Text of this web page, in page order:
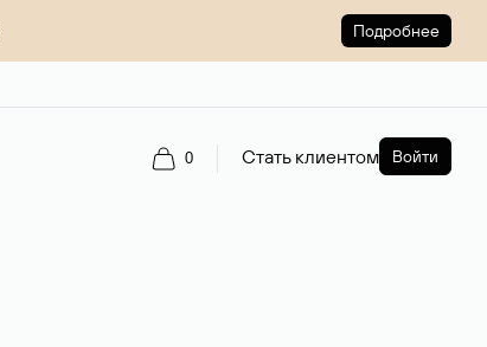
Подробнее
0 Стать клиентом Войти